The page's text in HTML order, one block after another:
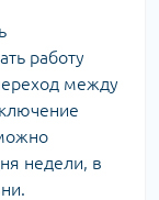
работу
между
недели, в